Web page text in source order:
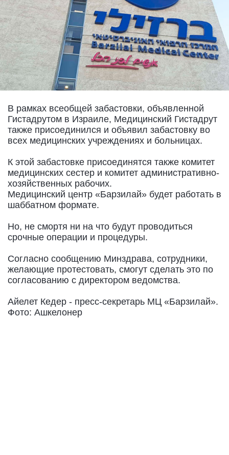
В рамках всеобщей забастовки, объявленной
Гистадрутом в Израиле, Медицинский Гистадрут
также присоединился и объявил забастовку во
всех медицинских учреждениях и больницах.
К этой забастовке присоединятся также комитет
медицинских сестер и комитет административно-
хозяйственных рабочих.
Медицинский центр «Барзилай» будет работать в
шаббатном формате.
Но, не смортя ни на что будут проводиться
срочные операции и процедуры.
Согласно сообщению Минздрава, сотрудники,
желающие протестовать, смогут сделать это по
согласованию с директором ведомства.
Айелет Кедер - пресс-секретарь МЦ «Барзилай».
Фото: Ашкелонер